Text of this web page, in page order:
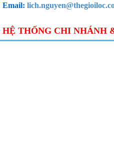
Email:
HỆ THỐNG CHI NHÁNH